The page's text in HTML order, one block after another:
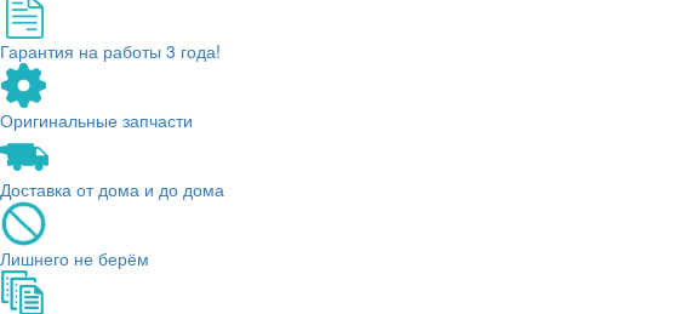
Гарантия на работы 3 года!
Оригинальные запчасти
Доставка от дома и до дома
Лишнего не берём